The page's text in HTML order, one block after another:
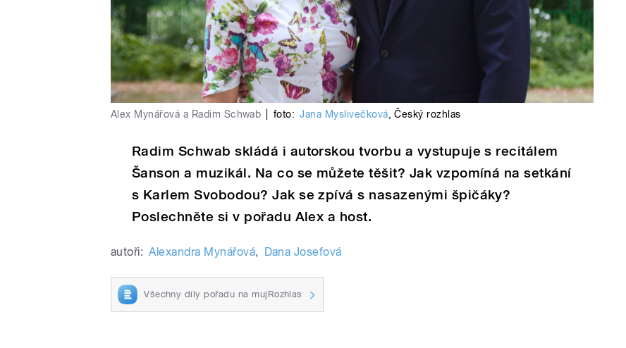
Alex Mynářová a Radim Schwab foto: Jana Myslivečková,Český rozhlas
Radim Schwab skládá i autorskou tvorbu a vystupuje s recitálem
Šanson a muzikál. Na co se můžete těšit? Jak vzpomíná na setkání
s Karlem Svobodou? Jak se zpívá s nasazenými špičáky?
Poslechněte si v pořadu Alex a host.
autoři: Alexandra Mynářová, Dana Josefová
Všechny díly pořadu na mujRozhlas